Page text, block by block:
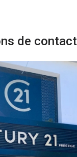
de contact